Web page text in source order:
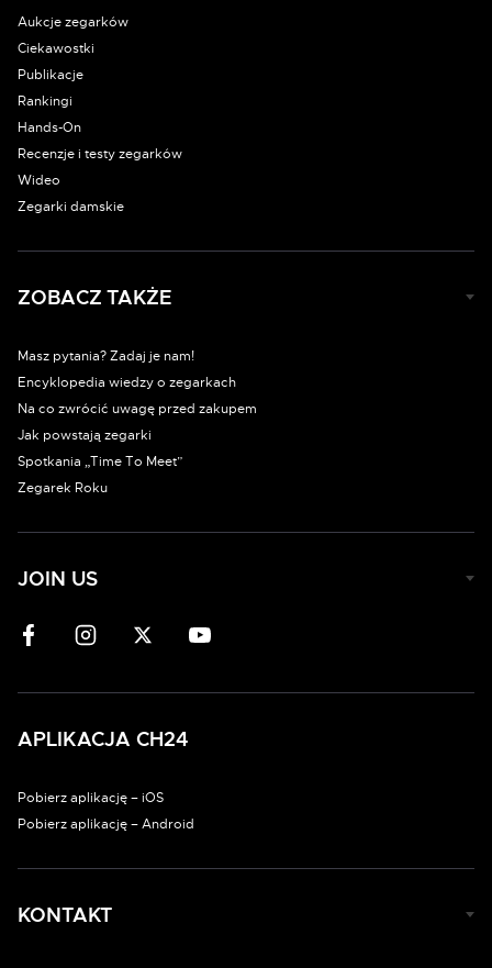
Aukcje zegarków
Ciekawostki
Publikacje
Rankingi
Hands-On
Recenzje i testy zegarków
Wideo
Zegarki damskie
ZOBACZ TAKŻE
Masz pytania? Zadaj je nam!
Encyklopedia wiedzy o zegarkach
Na co zwrócić uwagę przed zakupem
Jak powstają zegarki
Spotkania „Time To Meet”
Zegarek Roku
JOIN US
APLIKACJA CH24
Pobierz aplikację – iOS
Pobierz aplikację – Android
KONTAKT